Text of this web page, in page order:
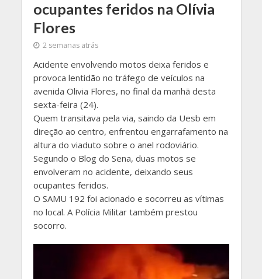
ocupantes feridos na Olívia
Flores
2 semanas atrás
Acidente envolvendo motos deixa feridos e
provoca lentidão no tráfego de veículos na
avenida Olivia Flores, no final da manhã desta
sexta-feira (24).
Quem transitava pela via, saindo da Uesb em
direção ao centro, enfrentou engarrafamento na
altura do viaduto sobre o anel rodoviário.
Segundo o Blog do Sena, duas motos se
envolveram no acidente, deixando seus
ocupantes feridos.
O SAMU 192 foi acionado e socorreu as vítimas
no local. A Polícia Militar também prestou
socorro.